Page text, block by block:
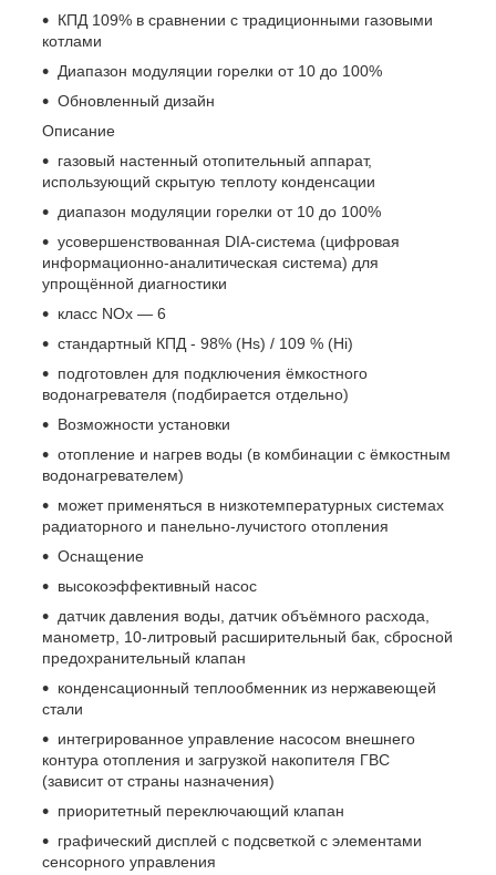
КПД 109% в сравнении с традиционными газовыми
котлами
Диапазон модуляции горелки от 10 до 100%
Обновленный дизайн
Описание
газовый настенный отопительный аппарат,
использующий скрытую теплоту конденсации
диапазон модуляции горелки от 10 до 100%
усовершенствованная DIA-система (цифровая
информационно-аналитическая система) для
упрощённой диагностики
класс NOx — 6
стандартный КПД - 98% (Hs) / 109 % (Hi)
подготовлен для подключения ёмкостного
водонагревателя (подбирается отдельно)
Возможности установки
отопление и нагрев воды (в комбинации с ёмкостным
водонагревателем)
может применяться в низкотемпературных системах
радиаторного и панельно-лучистого отопления
Оснащение
высокоэффективный насос
датчик давления воды, датчик объёмного расхода,
манометр, 10-литровый расширительный бак, сбросной
предохранительный клапан
конденсационный теплообменник из нержавеющей
стали
интегрированное управление насосом внешнего
контура отопления и загрузкой накопителя ГВС
(зависит от страны назначения)
приоритетный переключающий клапан
графический дисплей с подсветкой с элементами
сенсорного управления